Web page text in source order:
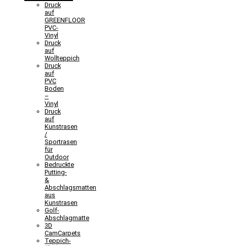
Druck
auf
GREENFLOOR
PVC-
Vinyl
Druck
auf
Wollteppich
Druck
auf
PVC
Boden
–
Vinyl
Druck
auf
Kunstrasen
/
Sportrasen
für
Outdoor
Bedruckte
Putting-
&
Abschlagsmatten
aus
Kunstrasen
Golf-
Abschlagmatte​
3D
CamCarpets
Teppich-